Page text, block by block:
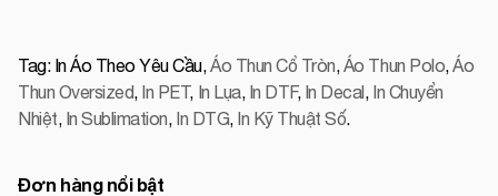
Tag: In Áo Theo Yêu Cầu,Áo Thun Cổ Tròn,Áo Thun Polo,Áo
Thun Oversized, In PET, In Lụa, In DTF, In Decal, In Chuyển
Nhiệt, In Sublimation, In DTG, In Kỹ Thuật Số.
Đơn hàng nổi bật